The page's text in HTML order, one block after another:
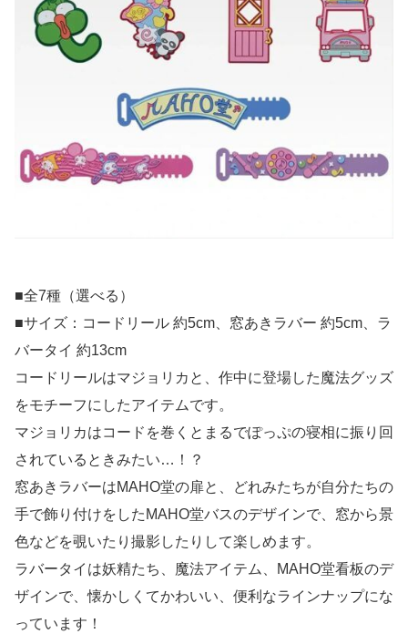
■全7種（選べる）
■サイズ：コードリール 約5cm、窓あきラバー 約5cm、ラ
バータイ 約13cm
コードリールはマジョリカと、作中に登場した魔法グッズ
をモチーフにしたアイテムです。
マジョリカはコードを巻くとまるでぽっぷの寝相に振り回
されているときみたい…！？
窓あきラバーはMAHO堂の扉と、どれみたちが自分たちの
手で飾り付けをしたMAHO堂バスのデザインで、窓から景
色などを覗いたり撮影したりして楽しめます。
ラバータイは妖精たち、魔法アイテム、MAHO堂看板のデ
ザインで、懐かしくてかわいい、便利なラインナップにな
っています！